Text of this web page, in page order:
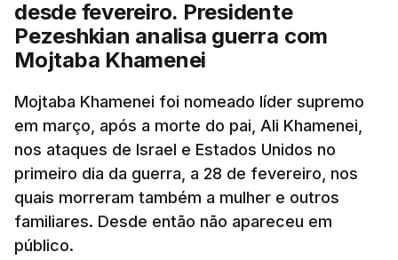
desde fevereiro. Presidente
Pezeshkian analisa guerra com
Mojtaba Khamenei
Mojtaba Khamenei foi nomeado líder supremo
em março, após a morte do pai, Ali Khamenei,
nos ataques de Israel e Estados Unidos no
primeiro dia da guerra, a 28 de fevereiro, nos
quais morreram também a mulher e outros
familiares. Desde então não apareceu em
público.